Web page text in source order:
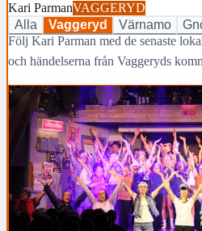
Kari ParmanVAGGERYD
Alla
Vaggeryd Värnamo
Följ Kari Parman med de senaste
och händelserna från Vaggeryds